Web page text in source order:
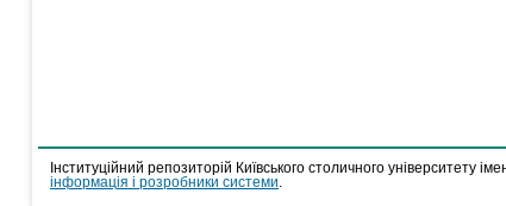
Інституційний репозиторій Київського столичного університету
інформація і розробники системи